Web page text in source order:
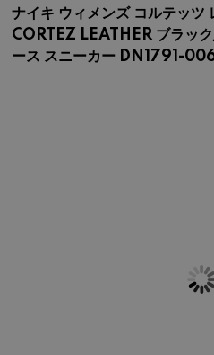
ナイキ ウィメンズ コルテッ
CORTEZ LEATHER ブラッ
ース スニーカー DN1791-